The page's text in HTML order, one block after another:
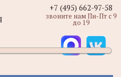
+7 (495) 662-97-58
звоните нам Пн-Пт с 9
до 19